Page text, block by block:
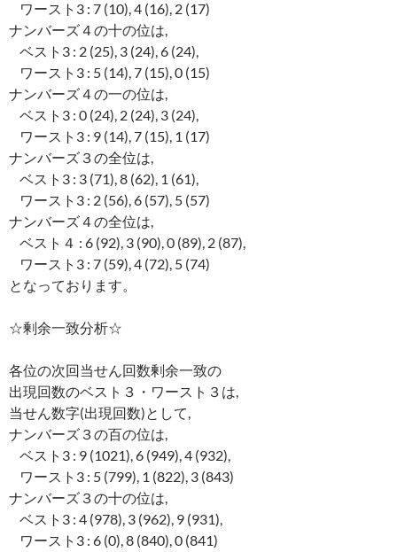
ワースト3 : 7 (10), 4 (16), 2 (17)
ナンバーズ４の十の位は,
ベスト3 : 2 (25), 3 (24), 6 (24),
ワースト3 : 5 (14), 7 (15), 0 (15)
ナンバーズ４の一の位は,
ベスト3 : 0 (24), 2 (24), 3 (24),
ワースト3 : 9 (14), 7 (15), 1 (17)
ナンバーズ３の全位は,
ベスト3 : 3 (71), 8 (62), 1 (61),
ワースト3 : 2 (56), 6 (57), 5 (57)
ナンバーズ４の全位は,
ベスト４ : 6 (92), 3 (90), 0 (89), 2 (87),
ワースト3 : 7 (59), 4 (72), 5 (74)
となっております。
☆剰余一致分析☆
各位の次回当せん回数剰余一致の
出現回数のベスト３・ワースト３は,
当せん数字(出現回数)として,
ナンバーズ３の百の位は,
ベスト3 : 9 (1021), 6 (949), 4 (932),
ワースト3 : 5 (799), 1 (822), 3 (843)
ナンバーズ３の十の位は,
ベスト3 : 4 (978), 3 (962), 9 (931),
ワースト3 : 6 (0), 8 (840), 0 (841)